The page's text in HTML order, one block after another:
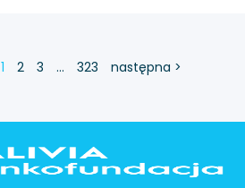
1 2 3 … 323 następna >